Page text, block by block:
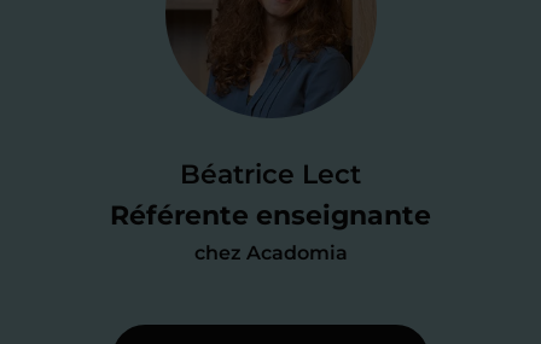
Béatrice Lect
Référente enseignante
chez Acadomia
candidature
test de 15 minutes
des programmes scolaires(et pouvoir
me mettre à jour au besoin) et
j’échange en direct avec un chargé de